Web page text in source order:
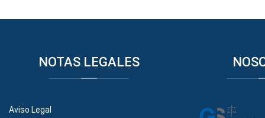
NOTASLEGALES
Aviso Legal